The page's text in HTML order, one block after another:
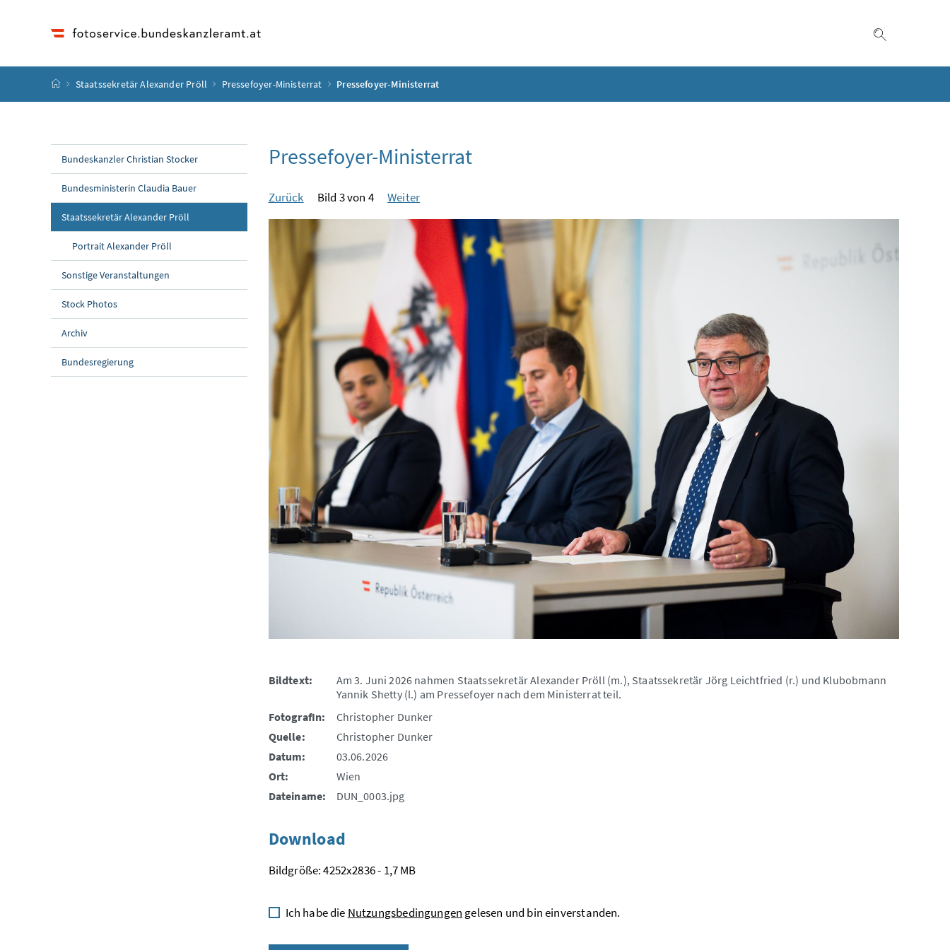
Startseite
Staatssekretär Alexander Pröll Pressefoyer-Ministerrat Pressefoyer-Ministerrat
Bundeskanzler Christian Stocker
Bundesministerin Claudia Bauer
Staatssekretär Alexander Pröll
Portrait Alexander Pröll
Sonstige Veranstaltungen
Stock Photos
Archiv
Bundesregierung
Pressefoyer-Ministerrat
Zurück Bild 3 von 4 Weiter
Bildtext:
Am 3. Juni 2026 nahmen Staatssekretär Alexander Pröll (m.), Staatssekretär Jörg Leichtfried (r.) und Klubobmann
Yannik Shetty (l.) am Pressefoyer nach dem Ministerrat teil.
FotografIn:
Christopher Dunker
Quelle:
Christopher Dunker
Datum:
03.06.2026
Ort:
Wien
Dateiname:
DUN_0003.jpg
Download
Bildgröße: 4252x2836 - 1,7 MB
Ich habe die Nutzungsbedingungen gelesen und bin einverstanden.